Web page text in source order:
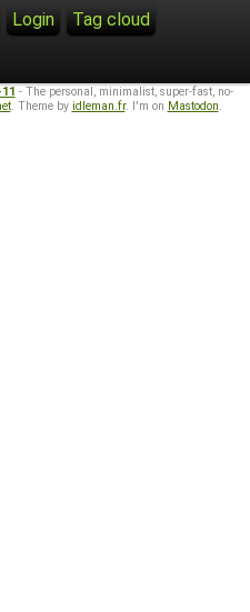
Login
Tag cloud
- The personal, minimalist, super-fast, no-
. Theme by idleman.fr. I'm on Mastodon.